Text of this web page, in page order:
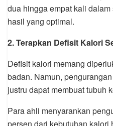
dua hingga empat kali
hasil yang optimal.
2. Terapkan Defisit Kalori
Defisit kalori memang
badan. Namun,
justru dapat membuat tubuh
Para ahli menyarankan
persen dari kebutuhan